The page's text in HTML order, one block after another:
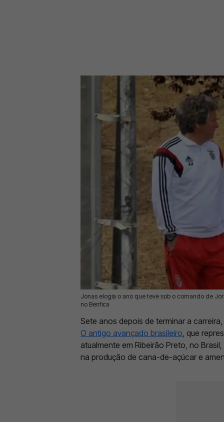
Jonas elogia o ano que teve sob o comando de
no Benfica
08 Jul 2026 | 12:39 | 0
Sete anos depois de terminar a carreira,
O antigo avançado brasileiro , que
atualmente em Ribeirão Preto, no
na produção de cana-de-açúcar e